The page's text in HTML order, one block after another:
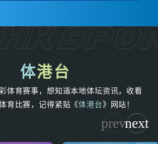
体港台
体育赛事，想知道本地体坛资讯，收看
育比赛，记得紧贴《体港台》网站！